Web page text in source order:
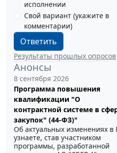
исполнении
Свой вариант (укажите в
комментарии)
Ответить
Результаты прошлых опросов
Анонсы
8 сентября 2026
Программа повышения
квалификации "О
контрактной системе в
закупок" (44-ФЗ)"
Об актуальных изменениях в
узнаете, став участником
программы, разработанной